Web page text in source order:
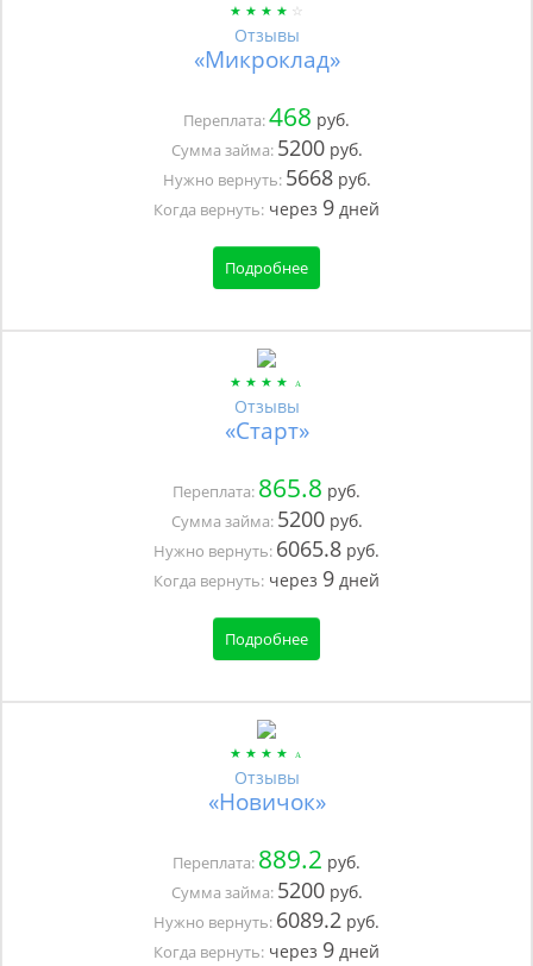
Отзывы
«Микроклад»
Переплата:468 руб.
Сумма займа: 5200руб.
Нужно вернуть: 5668руб.
Когда вернуть: через 9 дней
Подробнее
Отзывы
«Старт»
Переплата: 865.8 руб.
Сумма займа: 5200руб.
Нужно вернуть: 6065.8 руб.
Когда вернуть: через 9 дней
Подробнее
Отзывы
«Новичок»
Переплата: 889.2 руб.
Сумма займа: 5200руб.
Нужно вернуть: 6089.2 руб.
Когда вернуть: через 9 дней